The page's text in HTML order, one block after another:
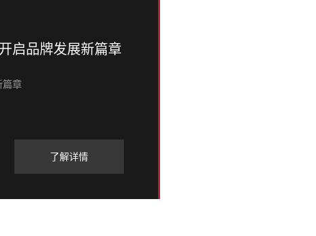
启品牌发展新篇章
篇章
了解详情